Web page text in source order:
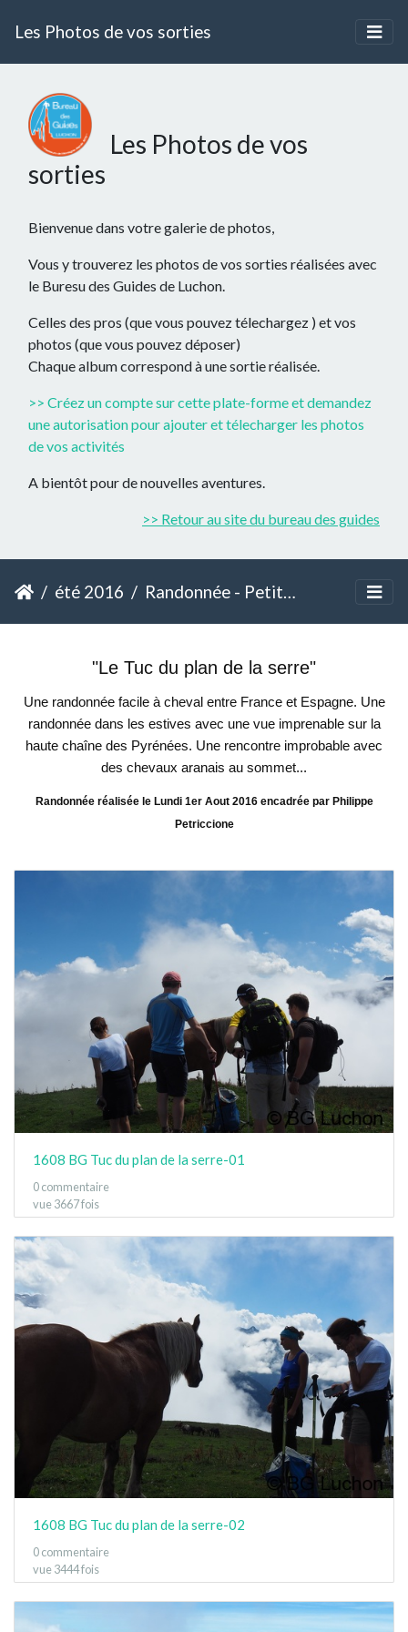
Les Photos de vos sorties
Les Photos de vos
sorties
Bienvenue dans votre galerie de photos,
Vous y trouverez les photos de vos sorties réalisées avec
le Buresu des Guides de Luchon.
Celles des pros (que vous pouvez télechargez ) et vos
photos (que vous pouvez déposer)
Chaque album correspond à une sortie réalisée.
>> Créez un compte sur cette plate-forme et demandez
une autorisation pour ajouter et télecharger les photos
de vos activités
A bientôt pour de nouvelles aventures.
>> Retour au site du bureau des guides
été 2016 Randonnée - Petite Journée - Tuc du plan de la serre
"Le Tuc du plan de la serre"
Une randonnée facile à cheval entre France et Espagne. Une
randonnée dans les estives avec une vue imprenable sur la
haute chaîne des Pyrénées. Une rencontre improbable avec
des chevaux aranais au sommet...
Randonnée réalisée le Lundi 1er Aout 2016 encadrée par Philippe
Petriccione
1608 BG Tuc du plan de la serre-01
0 commentaire
vue 3667 fois
1608 BG Tuc du plan de la serre-02
0 commentaire
vue 3444 fois